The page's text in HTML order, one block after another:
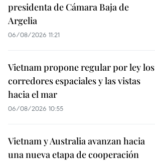
presidenta de Cámara Baja de
Argelia
06/08/2026 11:21
Vietnam propone regular por ley los
corredores espaciales y las vistas
hacia el mar
06/08/2026 10:55
Vietnam y Australia avanzan hacia
una nueva etapa de cooperación